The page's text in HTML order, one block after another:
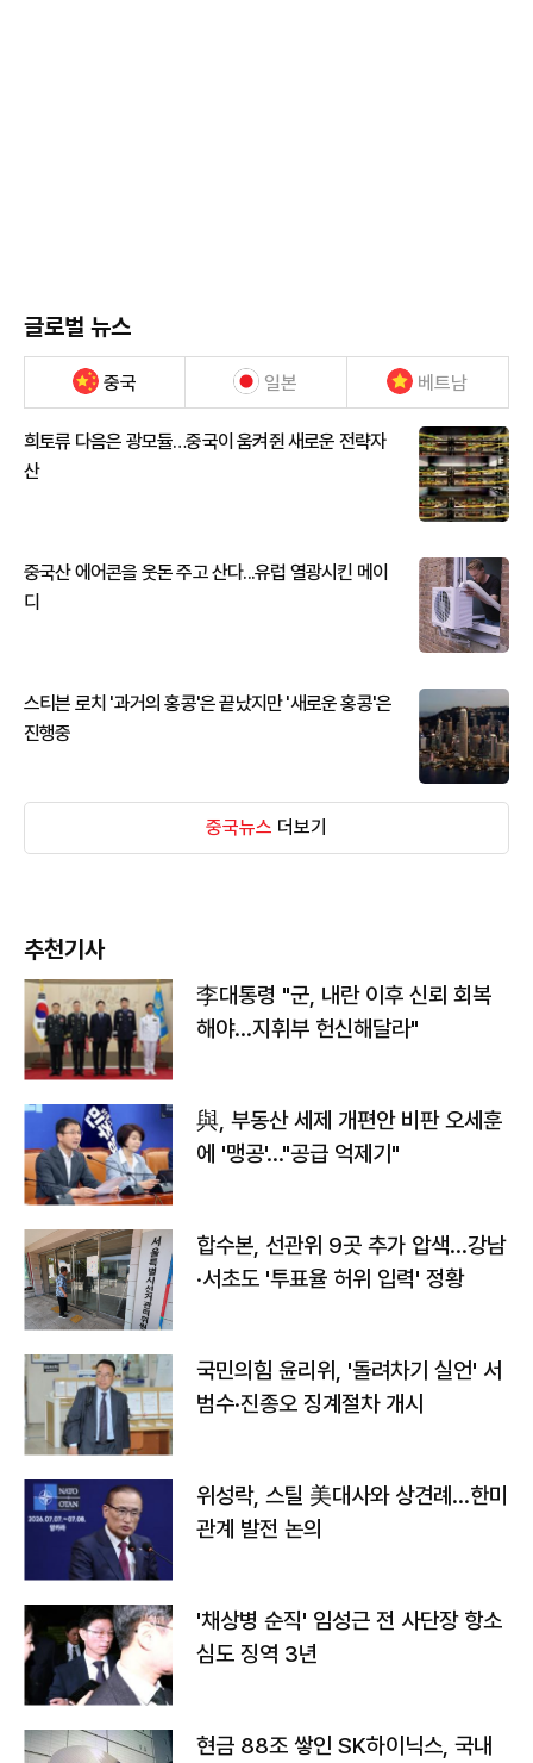
글로벌 뉴스
중국 일본 베트남
희토류 다음은 광모듈…중국이 움켜쥔 새로운 전략자
산
중국산 에어콘을 웃돈 주고 산다...유럽 열광시킨 메이
디
스티븐 로치 '과거의 홍콩'은 끝났지만 '새로운 홍콩'은
진행중
중국뉴스 더보기
추천기사
李대통령 "군, 내란 이후 신뢰 회복
해야…지휘부 헌신해달라"
與, 부동산 세제 개편안 비판 오세훈
에 '맹공'…"공급 억제기"
합수본, 선관위 9곳 추가 압색…강남
·서초도 '투표율 허위 입력' 정황
국민의힘 윤리위, '돌려차기 실언' 서
범수·진종오 징계절차 개시
위성락, 스틸 美대사와 상견례…한미
관계 발전 논의
'채상병 순직' 임성근 전 사단장 항소
심도 징역 3년
현금 88조 쌓인 SK하이닉스, 국내